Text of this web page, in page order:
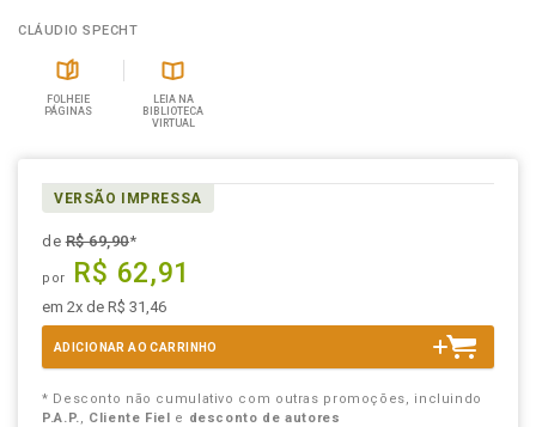
CLÁUDIO SPECHT
FOLHEIE
PÁGINAS
LEIA NA
BIBLIOTECA
VIRTUAL
VERSÃO IMPRESSA
deR$ 69,90*
por R$ 62,91
em 2x de R$ 31,46
ADICIONAR AO CARRINHO
* Desconto não cumulativo com outras promoções, incluindo
P.A.P., Cliente Fiel e desconto de autores